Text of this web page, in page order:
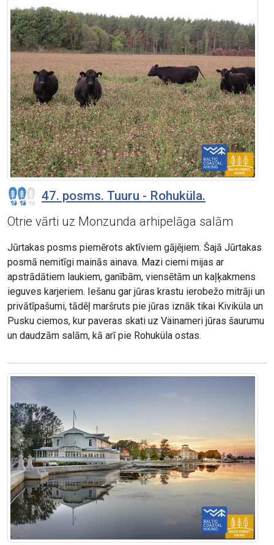
47. posms. Tuuru - Rohuküla.
Otrie vārti uz Monzunda arhipelāga salām
Jūrtakas posms piemērots aktīviem gājējiem. Šajā Jūrtakas
posmā nemitīgi mainās ainava. Mazi ciemi mijas ar
apstrādātiem laukiem, ganībām, viensētām un kaļķakmens
ieguves karjeriem. Iešanu gar jūras krastu ierobežo mitrāji un
privātīpašumi, tādēļ maršruts pie jūras iznāk tikai Kiviküla un
Pusku ciemos, kur paveras skati uz Väinameri jūras šaurumu
un daudzām salām, kā arī pie Rohuküla ostas.